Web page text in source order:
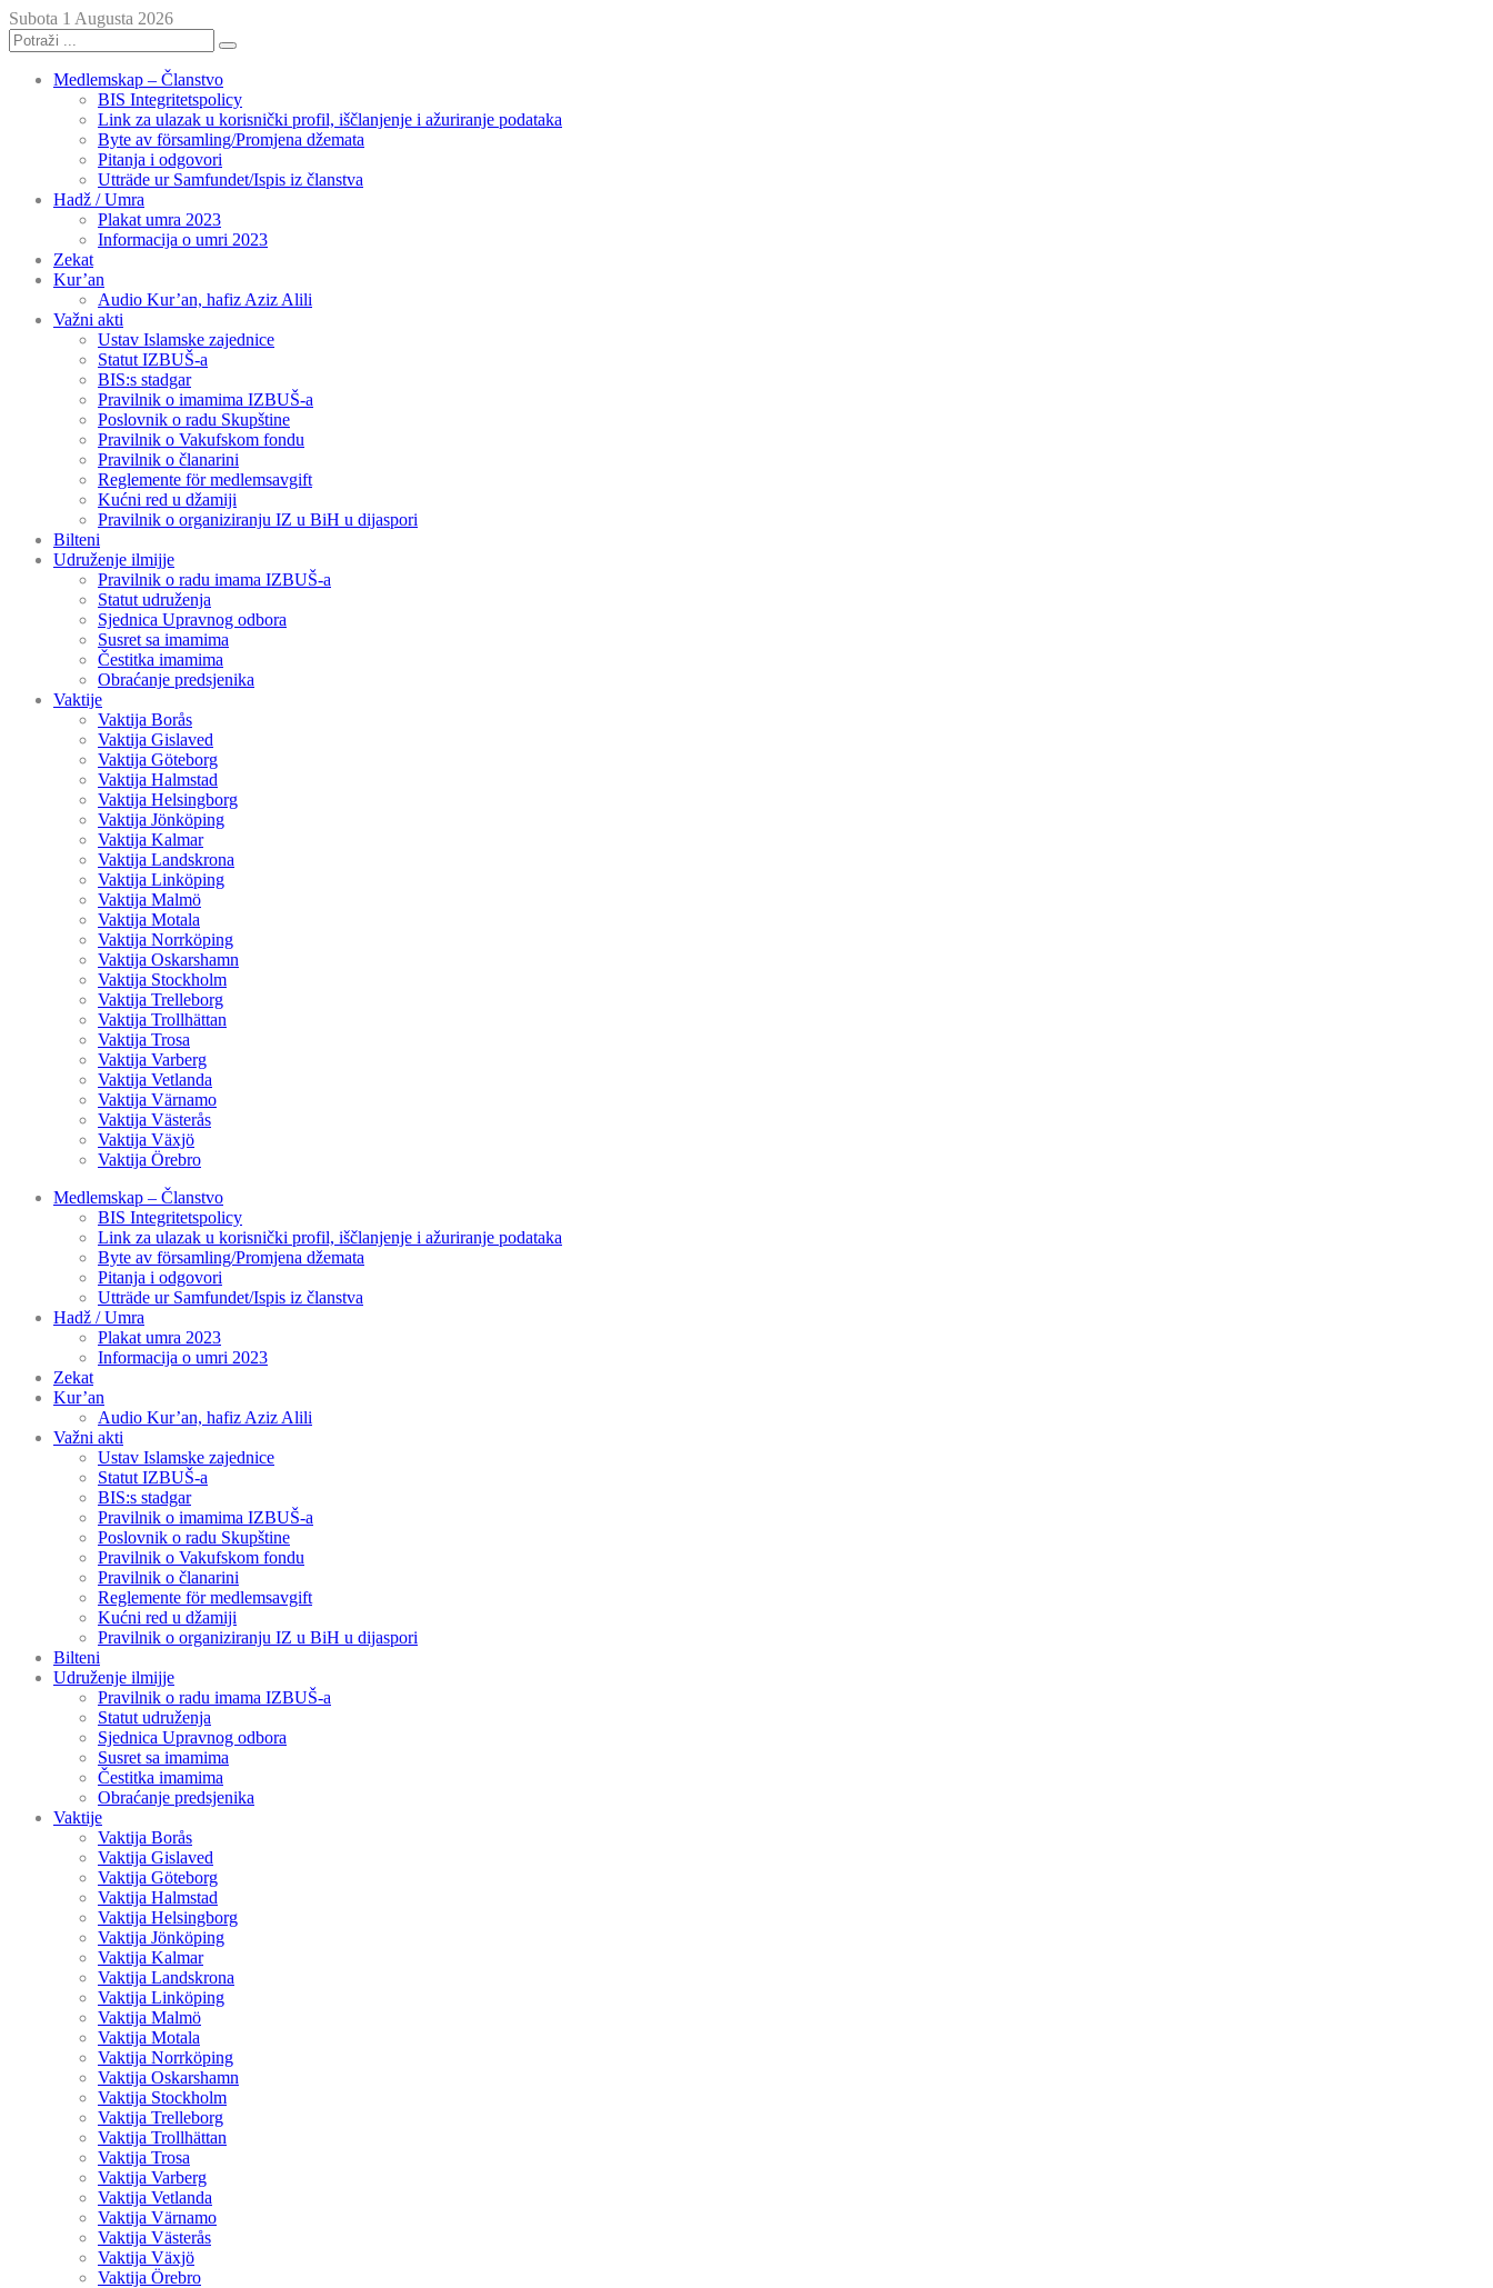
Subota 1 Augusta 2026
Medlemskap – Članstvo
BIS Integritetspolicy
Link za ulazak u korisnički profil, iščlanjenje i ažuriranje podataka
Byte av församling/Promjena džemata
Pitanja i odgovori
Utträde ur Samfundet/Ispis iz članstva
Hadž / Umra
Plakat umra 2023
Informacija o umri 2023
Zekat
Kur’an
Audio Kur’an, hafiz Aziz Alili
Važni akti
Ustav Islamske zajednice
Statut IZBUŠ-a
BIS:s stadgar
Pravilnik o imamima IZBUŠ-a
Poslovnik o radu Skupštine
Pravilnik o Vakufskom fondu
Pravilnik o članarini
Reglemente för medlemsavgift
Kućni red u džamiji
Pravilnik o organiziranju IZ u BiH u dijaspori
Bilteni
Udruženje ilmijje
Pravilnik o radu imama IZBUŠ-a
Statut udruženja
Sjednica Upravnog odbora
Susret sa imamima
Čestitka imamima
Obraćanje predsjenika
Vaktije
Vaktija Borås
Vaktija Gislaved
Vaktija Göteborg
Vaktija Halmstad
Vaktija Helsingborg
Vaktija Jönköping
Vaktija Kalmar
Vaktija Landskrona
Vaktija Linköping
Vaktija Malmö
Vaktija Motala
Vaktija Norrköping
Vaktija Oskarshamn
Vaktija Stockholm
Vaktija Trelleborg
Vaktija Trollhättan
Vaktija Trosa
Vaktija Varberg
Vaktija Vetlanda
Vaktija Värnamo
Vaktija Västerås
Vaktija Växjö
Vaktija Örebro
Medlemskap – Članstvo
BIS Integritetspolicy
Link za ulazak u korisnički profil, iščlanjenje i ažuriranje podataka
Byte av församling/Promjena džemata
Pitanja i odgovori
Utträde ur Samfundet/Ispis iz članstva
Hadž / Umra
Plakat umra 2023
Informacija o umri 2023
Zekat
Kur’an
Audio Kur’an, hafiz Aziz Alili
Važni akti
Ustav Islamske zajednice
Statut IZBUŠ-a
BIS:s stadgar
Pravilnik o imamima IZBUŠ-a
Poslovnik o radu Skupštine
Pravilnik o Vakufskom fondu
Pravilnik o članarini
Reglemente för medlemsavgift
Kućni red u džamiji
Pravilnik o organiziranju IZ u BiH u dijaspori
Bilteni
Udruženje ilmijje
Pravilnik o radu imama IZBUŠ-a
Statut udruženja
Sjednica Upravnog odbora
Susret sa imamima
Čestitka imamima
Obraćanje predsjenika
Vaktije
Vaktija Borås
Vaktija Gislaved
Vaktija Göteborg
Vaktija Halmstad
Vaktija Helsingborg
Vaktija Jönköping
Vaktija Kalmar
Vaktija Landskrona
Vaktija Linköping
Vaktija Malmö
Vaktija Motala
Vaktija Norrköping
Vaktija Oskarshamn
Vaktija Stockholm
Vaktija Trelleborg
Vaktija Trollhättan
Vaktija Trosa
Vaktija Varberg
Vaktija Vetlanda
Vaktija Värnamo
Vaktija Västerås
Vaktija Växjö
Vaktija Örebro